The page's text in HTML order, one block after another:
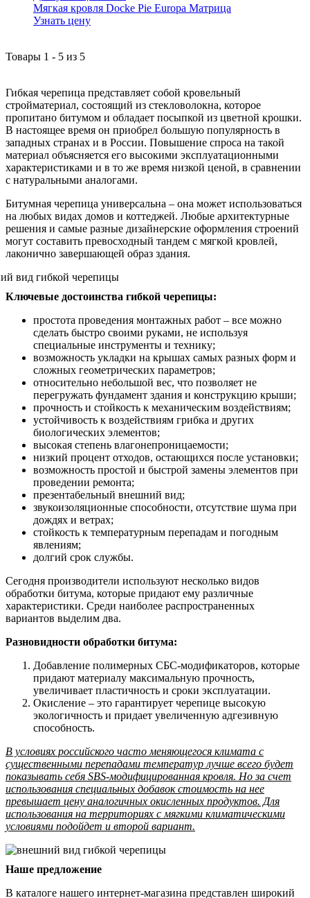
Мягкая кровля Docke Pie Europa Матрица
Узнать цену
Товары 1 - 5 из 5
Гибкая черепица представляет собой кровельный
стройматериал, состоящий из стекловолокна, которое
пропитано битумом и обладает посыпкой из цветной крошки.
В настоящее время он приобрел большую популярность в
западных странах и в России. Повышение спроса на такой
материал объясняется его высокими эксплуатационными
характеристиками и в то же время низкой ценой, в сравнении
с натуральными аналогами.
Битумная черепица универсальна – она может использоваться
на любых видах домов и коттеджей. Любые архитектурные
решения и самые разные дизайнерские оформления строений
могут составить превосходный тандем с мягкой кровлей,
лаконично завершающей образ здания.
Ключевые достоинства гибкой черепицы:
простота проведения монтажных работ – все можно
сделать быстро своими руками, не используя
специальные инструменты и технику;
возможность укладки на крышах самых разных форм и
сложных геометрических параметров;
относительно небольшой вес, что позволяет не
перегружать фундамент здания и конструкцию крыши;
прочность и стойкость к механическим воздействиям;
устойчивость к воздействиям грибка и других
биологических элементов;
высокая степень влагонепроницаемости;
низкий процент отходов, остающихся после установки;
возможность простой и быстрой замены элементов при
проведении ремонта;
презентабельный внешний вид;
звукоизоляционные способности, отсутствие шума при
дождях и ветрах;
стойкость к температурным перепадам и погодным
явлениям;
долгий срок службы.
Сегодня производители используют несколько видов
обработки битума, которые придают ему различные
характеристики. Среди наиболее распространенных
вариантов выделим два.
Разновидности обработки битума:
Добавление полимерных СБС-модификаторов, которые
придают материалу максимальную прочность,
увеличивает пластичность и сроки эксплуатации.
Окисление – это гарантирует черепице высокую
экологичность и придает увеличенную адгезивную
способность.
В условиях российского часто меняющегося климата с
существенными перепадами температур лучше всего будет
показывать себя SBS-модифицированная кровля. Но за счет
использования специальных добавок стоимость на нее
превышает цену аналогичных окисленных продуктов. Для
использования на территориях с мягкими климатическими
условиями подойдет и второй вариант.
Наше предложение
В каталоге нашего интернет-магазина представлен широкий